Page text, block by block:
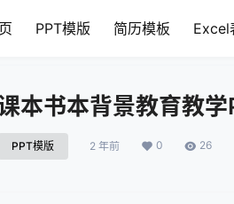
PPT模版 简历模板 Excel
本书本背景教育教
PPT模版 2 年前 0 26